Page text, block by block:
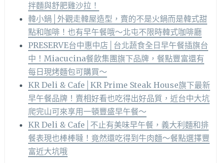
拌麵與舒肥雞沙拉！
韓小鍋│外觀走韓屋造型，賣的不是火鍋而是韓式甜
點和咖啡！也有早午餐哦～北屯不限時韓式咖啡廳
PRESERVE台中惠中店│台北蔬食全日早午餐插旗台
中！Miacucina餐飲集團旗下品牌，餐點豐富還有
每日現烤麵包可購買～
KR Deli & Cafe│KR Prime Steak House旗下最新
早午餐品牌！賣相好看也吃得出好品質，近台中大坑
爬完山可來享用一頓豐盛早午餐～
KR Deli & Cafe│不止有美味早午餐，義大利麵和排
餐表現也棒棒噠！竟然還吃得到牛肉麵～餐點選擇豐
富近大坑哦